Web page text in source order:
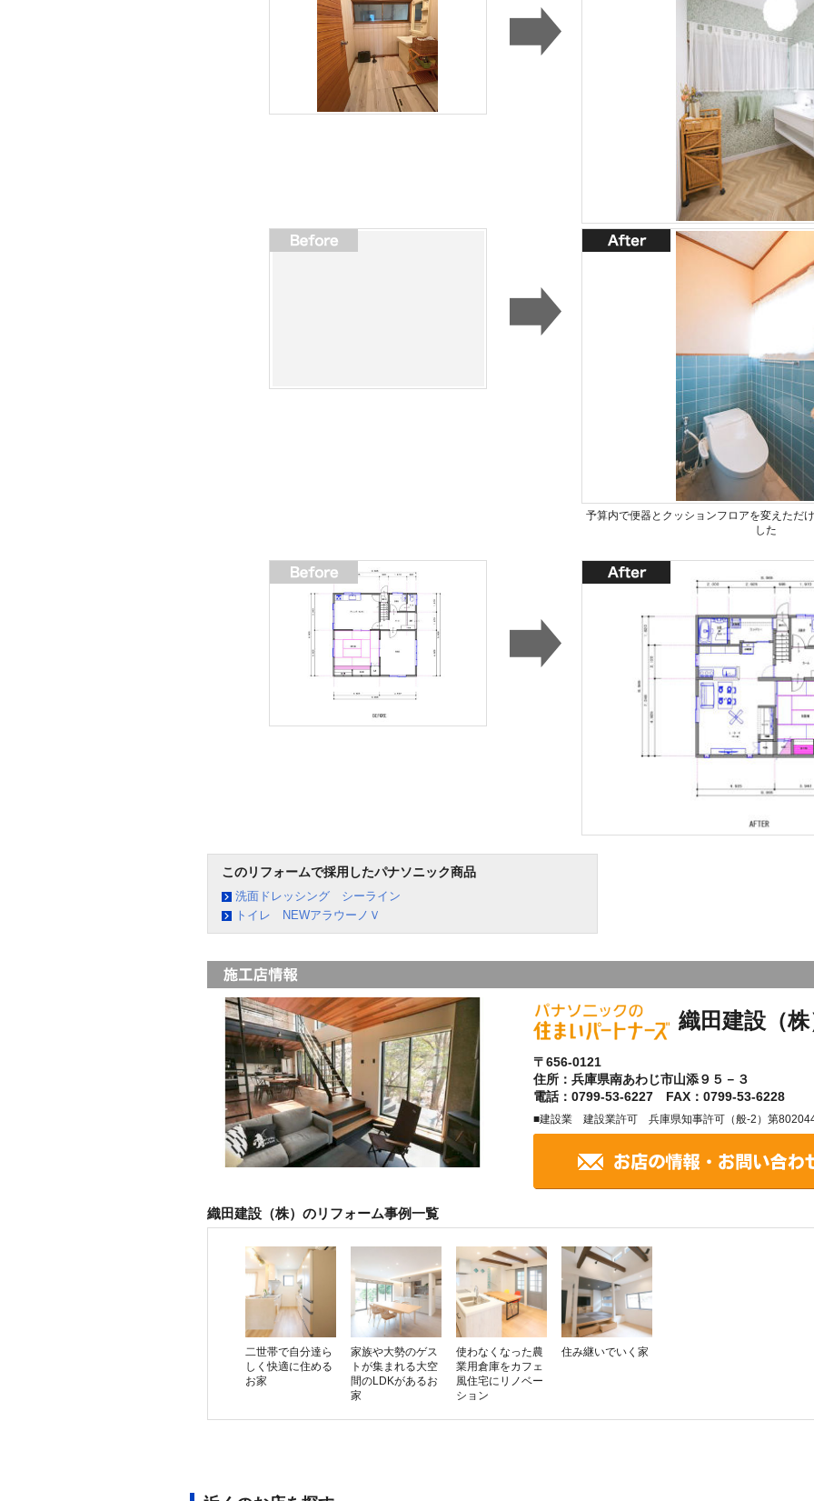
予算内で便器とクッションフロアを変えただ
した
このリフォームで採用したパナソニック商品
洗面ドレッシング シーライン
トイレ NEWアラウーノＶ
織田建設（株
〒656-0121
住所：兵庫県南あわじ市山添９５－３
電話：0799-53-6227 FAX：0799-53-6228
■建設業 建設業許可 兵庫県知事許可（般-2）第
織田建設（株）のリフォーム事例一覧
二世帯で自分達ら
しく快適に住める
お家
家族や大勢のゲス
トが集まれる大空
間のLDKがあるお
家
使わなくなった農
業用倉庫をカフェ
風住宅にリノベー
ション
住み継いでいく家